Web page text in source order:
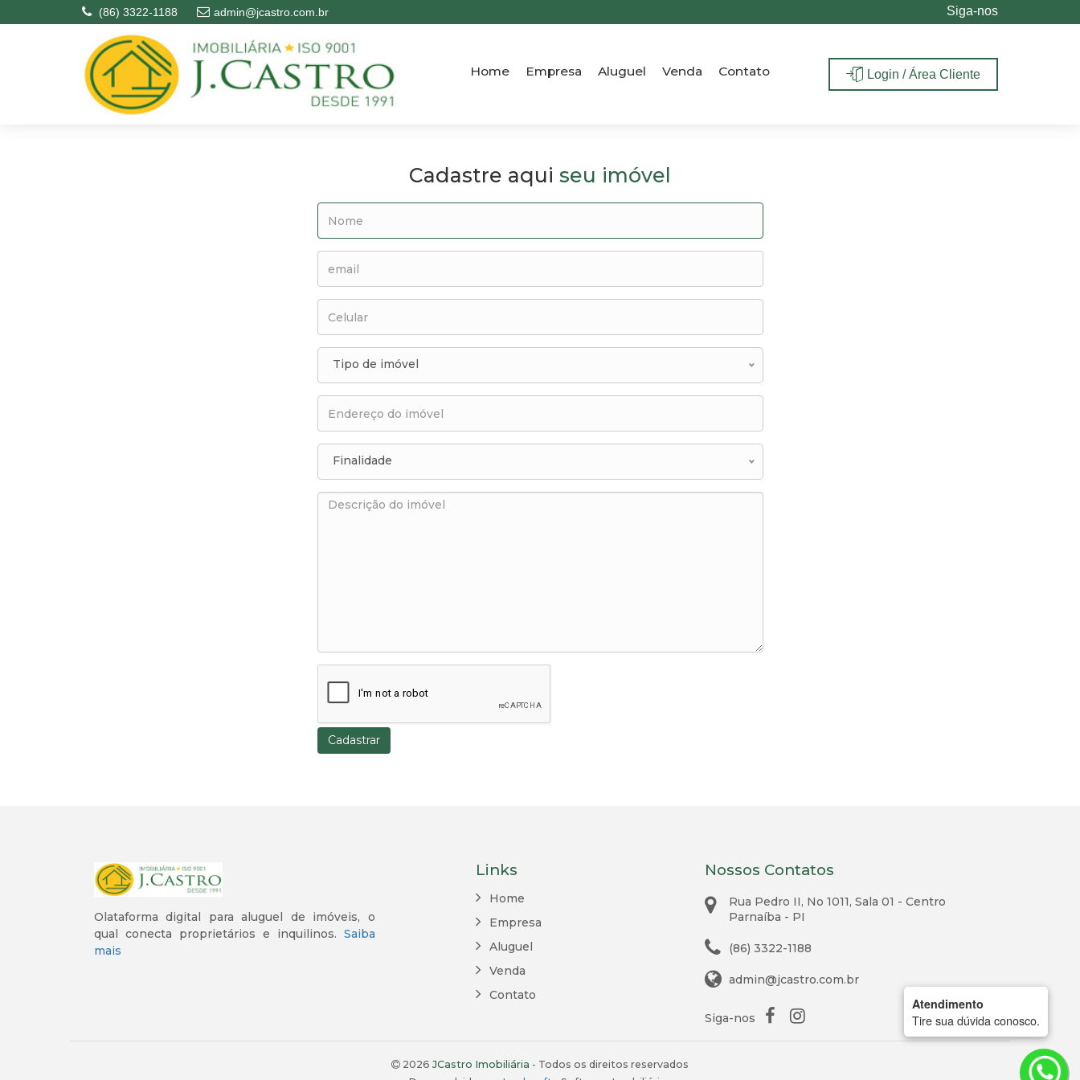
(86) 3322-1188 admin@jcastro.com.br Siga-nos
Home Empresa Aluguel Venda Contato Login / Área Cliente
Cadastre aqui seu imóvel
Tipo de imóvel
Finalidade
Cadastrar
Olataforma digital para aluguel de imóveis, o
qual conecta proprietários e inquilinos. Saiba
mais
Links
Home
Empresa
Aluguel
Venda
Contato
Nossos Contatos
Rua Pedro II, No 1011, Sala 01 - Centro
Parnaíba - PI
(86) 3322-1188
admin@jcastro.com.br
Siga-nos
2026 JCastro Imobiliária - Todos os direitos reservados
Atendimento
Tire sua dúvida conosco.